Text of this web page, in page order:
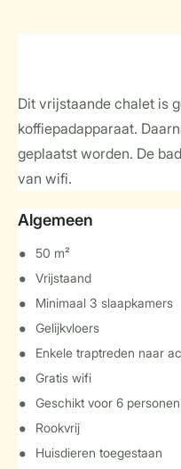
Dit vrijstaande chalet is
koffiepadapparaat.
geplaatst worden. De
van wifi.
Algemeen
50 m²
Vrijstaand
Minimaal 3 slaapkamers
Gelijkvloers
Enkele traptreden naar
Gratis wifi
Geschikt voor 6 personen
Rookvrij
Huisdieren toegestaan